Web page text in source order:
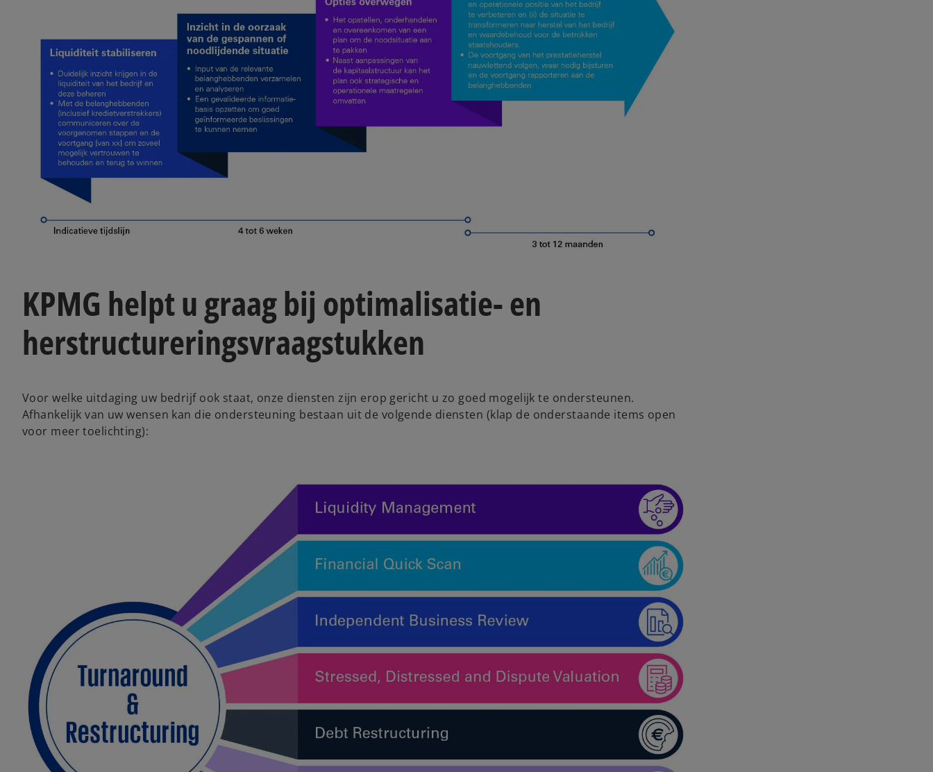
KPMG helpt u graag bij optimalisatie- en
herstructureringsvraagstukken
Voor welke uitdaging uw bedrijf ook staat, onze diensten zijn erop gericht u zo goed mogelijk te ondersteunen.
Afhankelijk van uw wensen kan die ondersteuning bestaan uit de volgende diensten (klap de onderstaande items open
voor meer toelichting):